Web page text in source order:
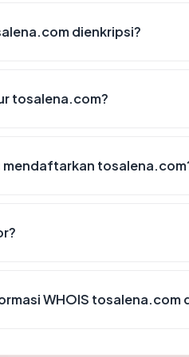
dienkripsi?
tosalena.com?
mendaftarkan
WHOIS tosalena.com